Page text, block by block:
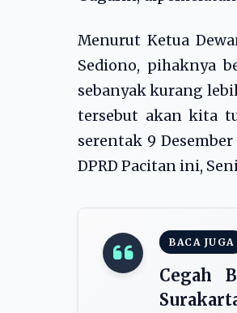
Menurut Ketua
Sediono, pihaknya
sebanyak kurang
tersebut akan kita
serentak 9
DPRD Pacitan ini,
BACA JUGA
Cegah